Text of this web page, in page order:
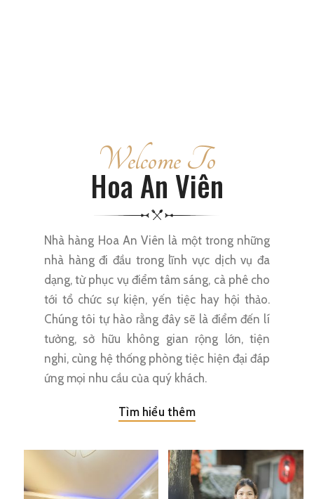
Welcome To
Hoa An Viên
Nhà hàng Hoa An Viên là một trong những
nhà hàng đi đầu trong lĩnh vực dịch vụ đa
dạng, từ phục vụ điểm tâm sáng, cà phê cho
tới tổ chức sự kiện, yến tiệc hay hội thảo.
Chúng tôi tự hào rằng đây sẽ là điểm đến lí
tưởng, sở hữu không gian rộng lớn, tiện
nghi, cùng hệ thống phòng tiệc hiện đại đáp
ứng mọi nhu cầu của quý khách.
Tìm hiểu thêm